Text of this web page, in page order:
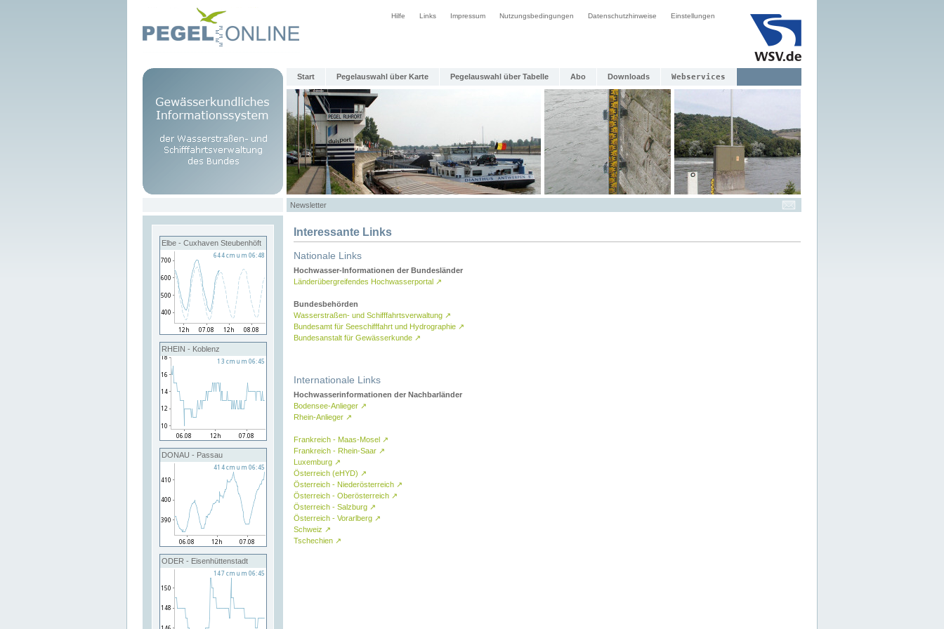
Hilfe Links Impressum Nutzungsbedingungen Datenschutzhinweise Einstellungen
Start Pegelauswahl über Karte Pegelauswahl über Tabelle Abo Downloads Webservices
Newsletter
Elbe - Cuxhaven Steubenhöft
RHEIN - Koblenz
DONAU - Passau
ODER - Eisenhüttenstadt
Interessante Links
Nationale Links
Hochwasser-Informationen der Bundesländer
Länderübergreifendes Hochwasserportal ↗
Bundesbehörden
Wasserstraßen- und Schifffahrtsverwaltung ↗
Bundesamt für Seeschifffahrt und Hydrographie ↗
Bundesanstalt für Gewässerkunde ↗
Internationale Links
Hochwasserinformationen der Nachbarländer
Bodensee-Anlieger ↗
Rhein-Anlieger ↗
Frankreich - Maas-Mosel ↗
Frankreich - Rhein-Saar ↗
Luxemburg ↗
Österreich (eHYD) ↗
Österreich - Niederösterreich ↗
Österreich - Oberösterreich ↗
Österreich - Salzburg ↗
Österreich - Vorarlberg ↗
Schweiz ↗
Tschechien ↗